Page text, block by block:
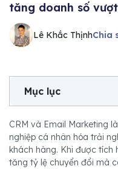
tăng doanh số
Lê Khắc ThịnhChia
Mục lục
CRM và Email Marketing
nghiệp cá nhân hóa trải
khách hàng. Khi được tích
tăng tỷ lệ chuyển đổi mà